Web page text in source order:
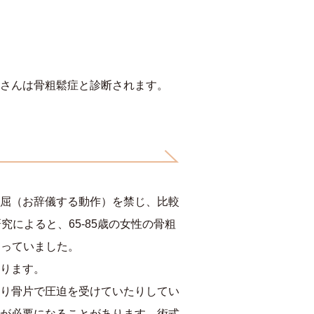
んは骨粗鬆症と診断されます。
（お辞儀する動作）を禁じ、比較
によると、65-85歳の女性の骨粗
ていました。
ます。
骨片で圧迫を受けていたりしてい